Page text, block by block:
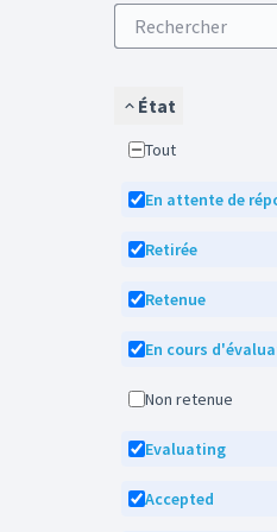
État
Tout
En attente de
Retirée
Retenue
En cours
Non retenue
Evaluating
Accepted